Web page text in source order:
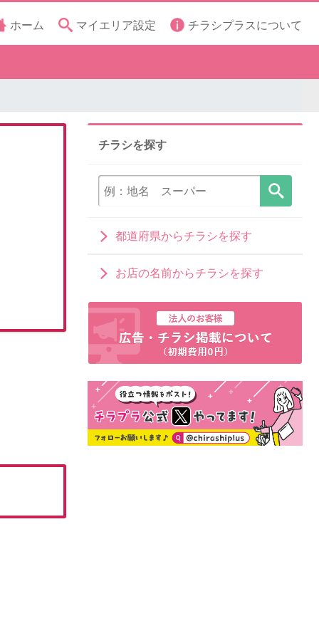
ホーム マイエリア設定 チラシプラスについて
チラシを探す
都道府県からチラシを探す
お店の名前からチラシを探す